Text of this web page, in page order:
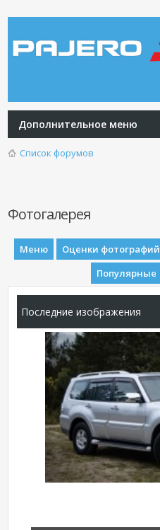
Дополнительное меню
Список форумов
Фотогалерея
Меню Оценки фотографий
Популярные
Последние изображения